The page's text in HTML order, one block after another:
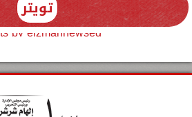
تويتر
by elzmannewseg